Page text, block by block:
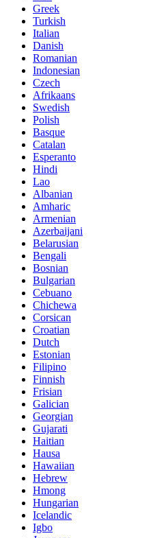
Greek
Turkish
Italian
Danish
Romanian
Indonesian
Czech
Afrikaans
Swedish
Polish
Basque
Catalan
Esperanto
Hindi
Lao
Albanian
Amharic
Armenian
Azerbaijani
Belarusian
Bengali
Bosnian
Bulgarian
Cebuano
Chichewa
Corsican
Croatian
Dutch
Estonian
Filipino
Finnish
Frisian
Galician
Georgian
Gujarati
Haitian
Hausa
Hawaiian
Hebrew
Hmong
Hungarian
Icelandic
Igbo